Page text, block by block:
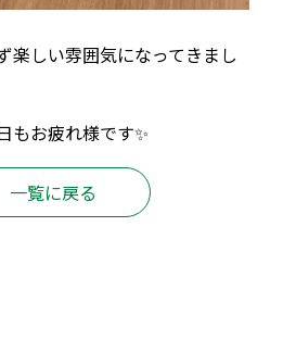
楽しい雰囲気になってきまし
もお疲れ様です✨
一覧に戻る